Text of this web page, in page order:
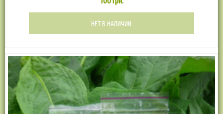
НЕТ В НАЛИЧИИ